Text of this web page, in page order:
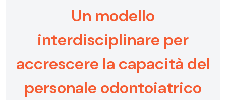
Un modello
interdisciplinare per
accrescere la capacità del
personale odontoiatrico